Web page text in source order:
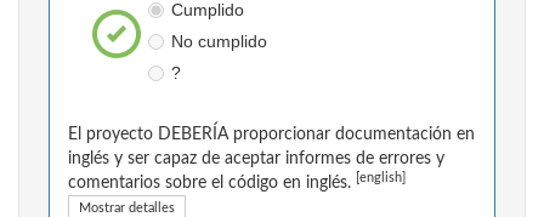
Cumplido
No cumplido
?
El proyecto DEBERÍA proporcionar documentación en
inglés y ser capaz de aceptar informes de errores y
comentarios sobre el código en inglés.
[english]
Mostrar detalles